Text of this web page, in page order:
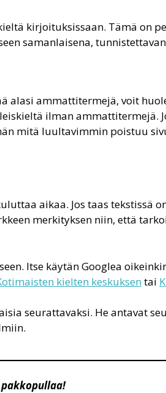
kirjoituksissaan. Tämä on
samanlaisena,
alasi ammattitermejä, voit
ilman ammattitermejä.
mitä luultavimmin poistuu
aikaa. Jos taas tekstissä
merkityksen niin, että
Itse käytän Googlea
kielten keskuksen tai
seurattavaksi. He antavat